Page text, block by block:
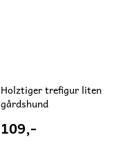
Holztiger trefigur liten
gårdshund
109,-